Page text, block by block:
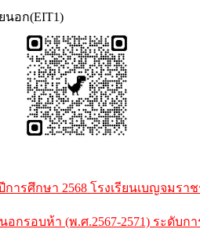
นอก(EIT1)
การศึกษา 2568 โรงเรียนเบญจมร
กรอบห้า (พ.ศ.2567-2571) ระดับก